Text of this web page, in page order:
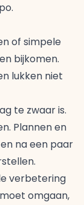
of simpele
bijkomen.
lukken niet
te zwaar is.
Plannen en
na een paar
verbetering
omgaan,